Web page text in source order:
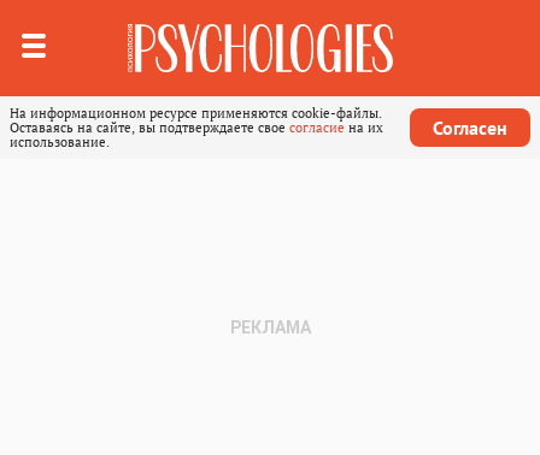
На информационном ресурсе применяются cookie-файлы.
Оставаясь на сайте, вы подтверждаете свое согласие на их
использование.
Согласен